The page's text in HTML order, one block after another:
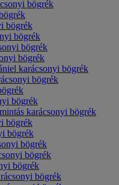
bögrék
bögrék
bögrék
bögrék
bögrék
karácsonyi bögrék
bögrék
bögrék
karácsonyi bögrék
bögrék
bögrék
bögrék
bögrék
bögrék
bögrék